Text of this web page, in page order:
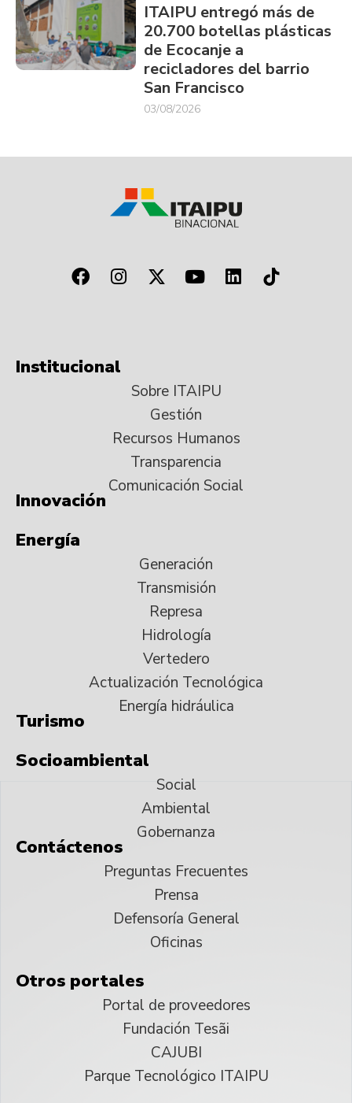
ITAIPU entregó más de
20.700 botellas plásticas
de Ecocanje a
recicladores del barrio
San Francisco
03/08/2026
Institucional
Sobre ITAIPU
Gestión
Recursos Humanos
Transparencia
Comunicación Social
Innovación
Energía
Generación
Transmisión
Represa
Hidrología
Vertedero
Actualización Tecnológica
Energía hidráulica
Turismo
Socioambiental
Social
Ambiental
Gobernanza
Contáctenos
Preguntas Frecuentes
Prensa
Defensoría General
Oficinas
Otros portales
Portal de proveedores
Fundación Tesãi
CAJUBI
Parque Tecnológico ITAIPU